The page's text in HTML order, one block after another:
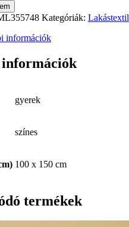
Kategóriák: Lakástextil
információk
gyerek
színes
100 x 150 cm
termékek